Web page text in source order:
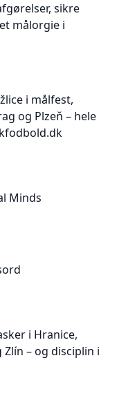
sikre
målorgie i
i målfest,
og Plzeň – hele
Minds
i Hranice,
– og disciplin i